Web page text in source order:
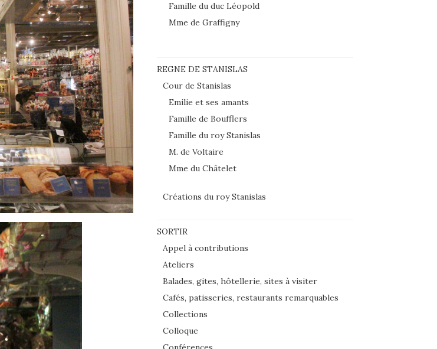
Famille du duc Léopold
Mme de Graffigny
REGNE DE STANISLAS
Cour de Stanislas
Emilie et ses amants
Famille de Boufflers
Famille du roy Stanislas
M. de Voltaire
Mme du Châtelet
Créations du roy Stanislas
SORTIR
Appel à contributions
Ateliers
Balades, gites, hôtellerie, sites à visiter
Cafés, patisseries, restaurants remarquables
Collections
Colloque